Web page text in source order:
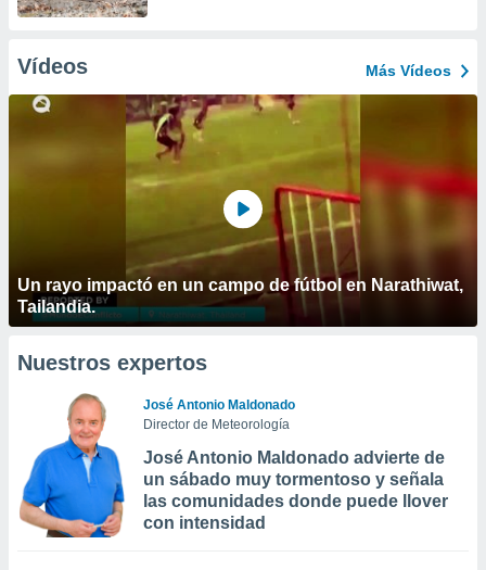
Vídeos Más Vídeos
Un rayo impactó en un campo de fútbol en Narathiwat,
Tailandia.
Nuestros expertos
José Antonio Maldonado
Director de Meteorología
José Antonio Maldonado advierte de
un sábado muy tormentoso y señala
las comunidades donde puede llover
con intensidad